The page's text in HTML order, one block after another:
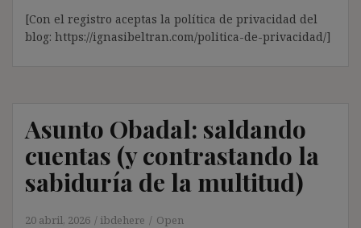
[Con el registro aceptas la política de privacidad del
blog: https://ignasibeltran.com/politica-de-privacidad/]
Asunto Obadal: saldando
cuentas (y contrastando la
sabiduría de la multitud)
20 abril, 2026 ibdehere Open